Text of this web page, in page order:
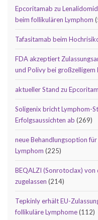
Epcoritamab zu
beim follikulären Lymphom
Tafasitamab beim
FDA akzeptiert
und Polivy bei großzelligem
aktueller Stand zu
Soligenix bricht Lymphom-
Erfolgsaussichten ab (269)
neue Behandlungsoption
Lymphom (225)
BEQALZI (Sonrotoclax)
zugelassen (214)
Tepkinly erhält EU-
follikuläre Lymphome(112)